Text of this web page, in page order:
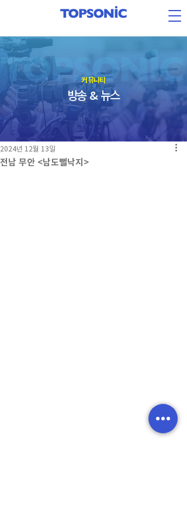
​커뮤니티
방송 & 뉴스
전남 무안 <남도뻘낙지>
2024년 12월 13일